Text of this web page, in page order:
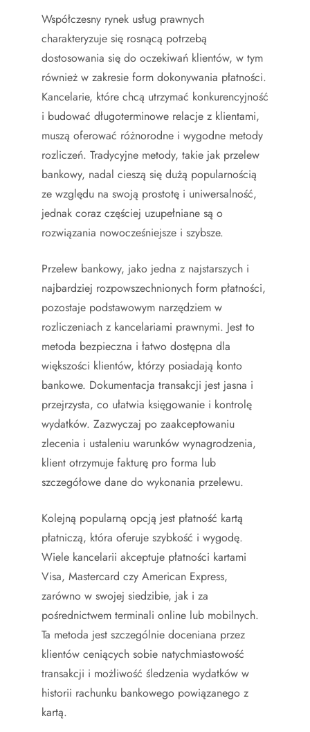
Współczesny rynek usług prawnych
charakteryzuje się rosnącą potrzebą
dostosowania się do oczekiwań klientów, w tym
również w zakresie form dokonywania płatności.
Kancelarie, które chcą utrzymać konkurencyjność
i budować długoterminowe relacje z klientami,
muszą oferować różnorodne i wygodne metody
rozliczeń. Tradycyjne metody, takie jak przelew
bankowy, nadal cieszą się dużą popularnością
ze względu na swoją prostotę i uniwersalność,
jednak coraz częściej uzupełniane są o
rozwiązania nowocześniejsze i szybsze.
Przelew bankowy, jako jedna z najstarszych i
najbardziej rozpowszechnionych form płatności,
pozostaje podstawowym narzędziem w
rozliczeniach z kancelariami prawnymi. Jest to
metoda bezpieczna i łatwo dostępna dla
większości klientów, którzy posiadają konto
bankowe. Dokumentacja transakcji jest jasna i
przejrzysta, co ułatwia księgowanie i kontrolę
wydatków. Zazwyczaj po zaakceptowaniu
zlecenia i ustaleniu warunków wynagrodzenia,
klient otrzymuje fakturę pro forma lub
szczegółowe dane do wykonania przelewu.
Kolejną popularną opcją jest płatność kartą
płatniczą, która oferuje szybkość i wygodę.
Wiele kancelarii akceptuje płatności kartami
Visa, Mastercard czy American Express,
zarówno w swojej siedzibie, jak i za
pośrednictwem terminali online lub mobilnych.
Ta metoda jest szczególnie doceniana przez
klientów ceniących sobie natychmiastowość
transakcji i możliwość śledzenia wydatków w
historii rachunku bankowego powiązanego z
kartą.